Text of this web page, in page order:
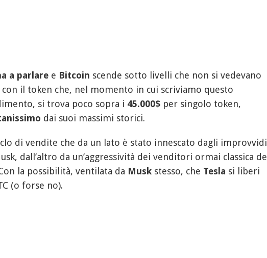
a parlaree Bitcoin scende sotto livelli che non si vedevano
il token che, nel momento in cui scriviamo questo
si trova poco sopra i 45.000$per singolo token,
dai suoi massimi storici.
di vendite che da un lato è stato innescato dagli improvvidi
dall’altro da un’aggressività dei venditori ormai classica del
la possibilità, ventilata da Muskstesso, che Tesla si liberi
(o forse no).